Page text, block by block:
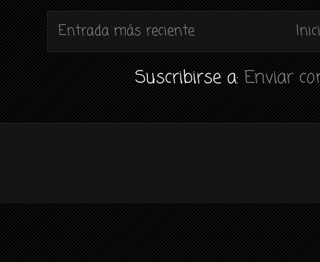
Entrada más reciente
Suscribirse a:Enviar